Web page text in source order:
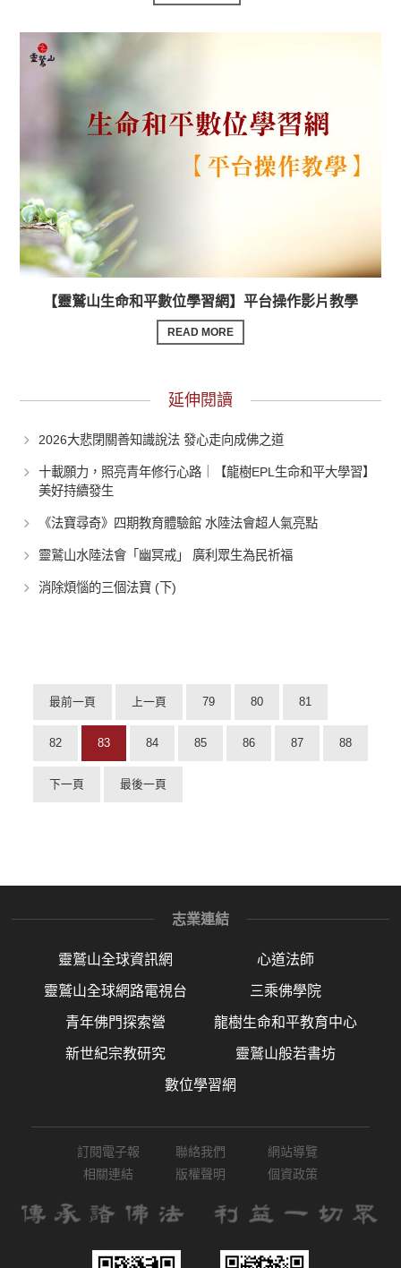
【靈鷲山生命和平數位學習網】平台操作影片教學
READ MORE
延伸閱讀
2026大悲閉關善知識說法 發心走向成佛之道
十載願力，照亮青年修行心路｜【龍樹EPL生命和平大學習】
美好持續發生
《法寶尋奇》四期教育體驗館 水陸法會超人氣亮點
靈鷲山水陸法會「幽冥戒」 廣利眾生為民祈福
消除煩惱的三個法寶 (下)
最前一頁 上一頁 79 80 81
82 83 84 85 86 87 88
下一頁 最後一頁
志業連結
靈鷲山全球資訊網 心道法師
靈鷲山全球網路電視台 三乘佛學院
青年佛門探索營 龍樹生命和平教育中心
新世紀宗教研究 靈鷲山般若書坊
數位學習網
訂閱電子報 聯絡我們
網站導覽
相關連結
版權聲明 個資政策